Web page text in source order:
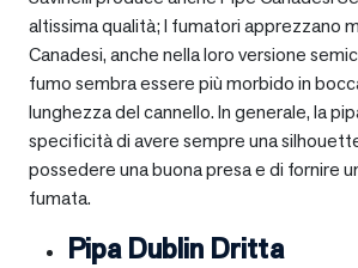
altissima qualità; I fumatori apprezzano
Canadesi, anche nella loro versione
fumo sembra essere più morbido in
lunghezza del cannello. In generale, la
specificità di avere sempre una
possedere una buona presa e di fornire
fumata.
Pipa Dublin Dritta